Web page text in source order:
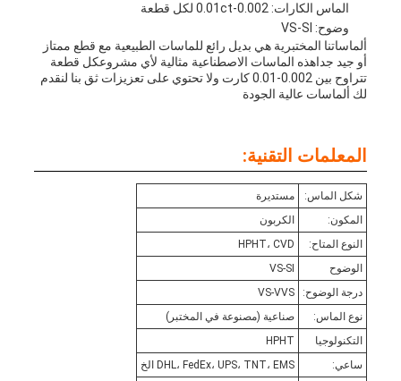
الماس الكارات: 0.002-0.01ct لكل قطعة
وضوح: VS-SI
ألماساتنا المختبرية هي بديل رائع للماسات الطبيعية مع قطع ممتاز
أو جيد جداهذه الماسات الاصطناعية مثالية لأي مشروعكل قطعة
تتراوح بين 0.002-0.01 كارت ولا تحتوي على تعزيزات ثق بنا لنقدم
لك ألماسات عالية الجودة
المعلمات التقنية:
شكل الماس:
مستديرة
المكون:
الكربون
النوع المتاح:
HPHT، CVD
الوضوح
VS-SI
درجة الوضوح:
VS-VVS
نوع الماس:
صناعية (مصنوعة في المختبر)
التكنولوجيا
HPHT
ساعي:
DHL، FedEx، UPS، TNT، EMS الخ